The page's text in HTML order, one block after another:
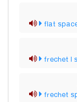
flat
frechet l
frechet